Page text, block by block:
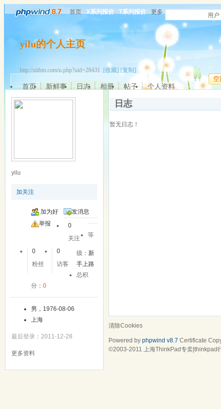
首页 X系列报价 T系列报价 更多 用户
yilu的个人主页
http://ziibm.com/u.php?uid=28431 [收藏] [复制]
空
首页 新鲜事 日志 相册 帖子 个人资料
yilu
加关注
加为好
友
发消息
举报
0
关注
0
粉丝
0
访客
等
级：新
手上路
总积
分： 0
男，1976-08-06
上海
最后登录：2011-12-28
更多资料
日志
暂无日志！
清除Cookies
Powered by phpwind v8.7 Certificate
©2003-2011 上海ThinkPad专卖|thinkpad